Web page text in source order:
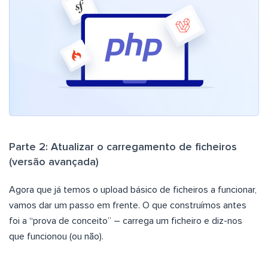
Parte 2: Atualizar o carregamento de ficheiros
(versão avançada)
Agora que já temos o upload básico de ficheiros a funcionar,
vamos dar um passo em frente. O que construímos antes
foi a “prova de conceito” – carrega um ficheiro e diz-nos
que funcionou (ou não).